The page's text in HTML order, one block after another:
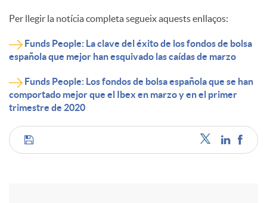
Per llegir la notícia completa segueix aquests enllaços:
Funds People: La clave del éxito de los fondos de bolsa
española que mejor han esquivado las caídas de marzo
Funds People: Los fondos de bolsa española que se han
comportado mejor que el Ibex en marzo y en el primer
trimestre de 2020
C